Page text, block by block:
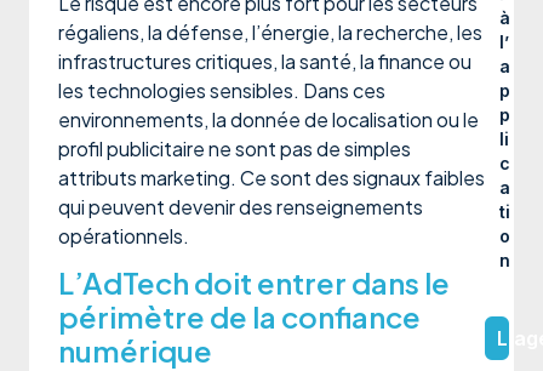
régaliens, la défense, l’énergie, la recherche, les
infrastructures critiques, la santé, la finance ou
les technologies sensibles. Dans ces
environnements, la donnée de localisation ou le
profil publicitaire ne sont pas de simples
attributs marketing. Ce sont des signaux faibles
qui peuvent devenir des renseignements
opérationnels.
L’AdTech doit entrer dans le
périmètre de la confiance
numérique
à
l’
a
p
p
li
c
a
ti
o
n